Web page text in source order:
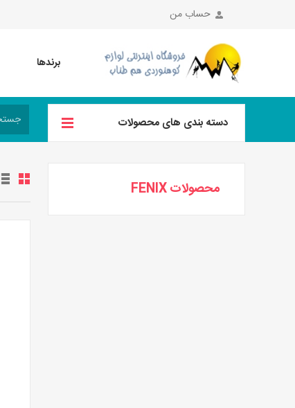
حساب من
برندها
دسته بندی های محصولات
محصولات FENIX